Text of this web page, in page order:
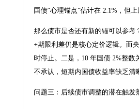
国债“心理锚点”估计在 2.1%，但
那么债市是否还有新的锚可以参
+期限利差仍是核心定价逻辑。而
时停止。二是，10 年国债 2%整
不承认，短期内国债收益率缺乏清
问题三：后续债市调整的潜在触发